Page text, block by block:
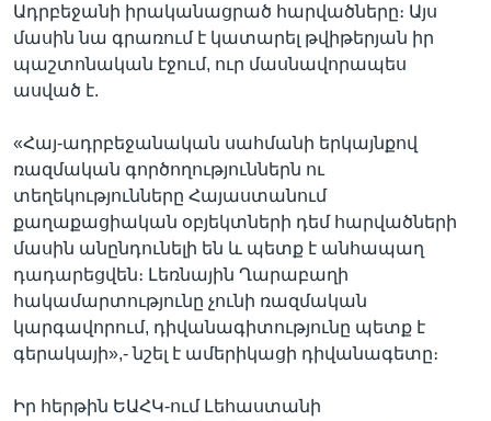
Ադրբեջանի իրականացրած հարվածները։ Այս
մասին նա գրառում է կատարել թվիթերյան իր
պաշտոնական էջում, ուր մասնավորապես
ասված է.
«Հայ-ադրբեջանական սահմանի երկայնքով
ռազմական գործողություններն ու
տեղեկությունները Հայաստանում
քաղաքացիական օբյեկտների դեմ հարվածների
մասին անընդունելի են և պետք է անհապաղ
դադարեցվեն։ Լեռնային Ղարաբաղի
հակամարտությունը չունի ռազմական
կարգավորում, դիվանագիտությունը պետք է
գերակայի»,- նշել է ամերիկացի դիվանագետը։
Իր հերթին ԵԱՀԿ-ում Լեհաստանի